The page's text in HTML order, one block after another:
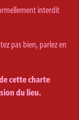
interdit
pas bien, parlez en
cette charte
du lieu.